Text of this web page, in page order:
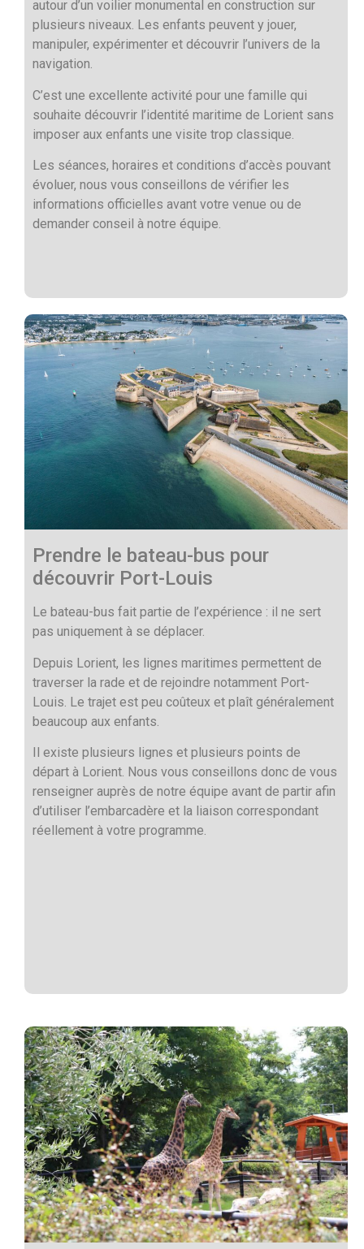
autour d’un voilier monumental en construction sur
plusieurs niveaux. Les enfants peuvent y jouer,
manipuler, expérimenter et découvrir l’univers de la
navigation.
C’est une excellente activité pour une famille qui
souhaite découvrir l’identité maritime de Lorient sans
imposer aux enfants une visite trop classique.
Les séances, horaires et conditions d’accès pouvant
évoluer, nous vous conseillons de vérifier les
informations officielles avant votre venue ou de
demander conseil à notre équipe.
Prendre le bateau-bus pour
découvrir Port-Louis
Le bateau-bus fait partie de l’expérience : il ne sert
pas uniquement à se déplacer.
Depuis Lorient, les lignes maritimes permettent de
traverser la rade et de rejoindre notamment Port-
Louis. Le trajet est peu coûteux et plaît généralement
beaucoup aux enfants.
Il existe plusieurs lignes et plusieurs points de
départ à Lorient. Nous vous conseillons donc de vous
renseigner auprès de notre équipe avant de partir afin
d’utiliser l’embarcadère et la liaison correspondant
réellement à votre programme.